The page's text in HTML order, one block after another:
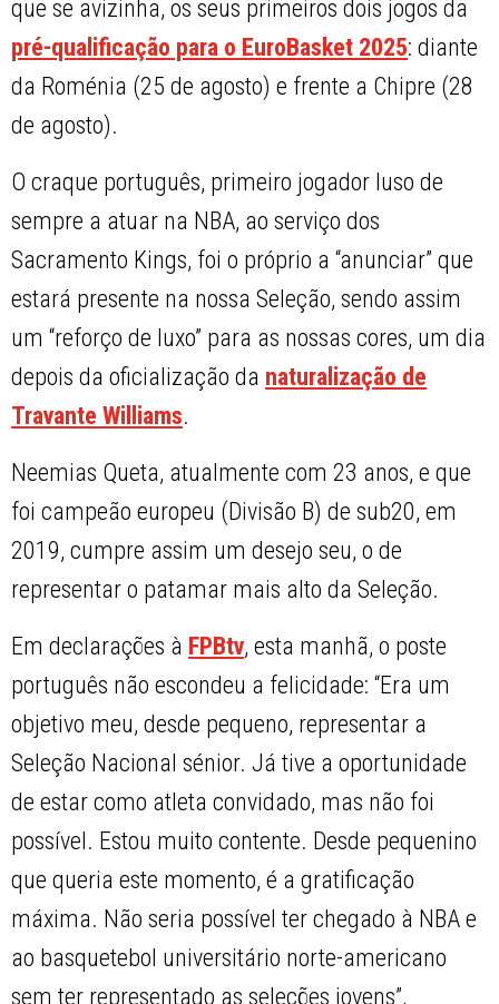
que se avizinha, os seus primeiros dois jogos da
pré-qualificação para o EuroBasket 2025: diante
da Roménia (25 de agosto) e frente a Chipre (28
de agosto).
O craque português, primeiro jogador luso de
sempre a atuar na NBA, ao serviço dos
Sacramento Kings, foi o próprio a “anunciar” que
estará presente na nossa Seleção, sendo assim
um “reforço de luxo” para as nossas cores, um dia
depois da oficialização da naturalização de
Travante Williams.
Neemias Queta, atualmente com 23 anos, e que
foi campeão europeu (Divisão B) de sub20, em
2019, cumpre assim um desejo seu, o de
representar o patamar mais alto da Seleção.
Em declarações à FPBtv, esta manhã, o poste
português não escondeu a felicidade: “Era um
objetivo meu, desde pequeno, representar a
Seleção Nacional sénior. Já tive a oportunidade
de estar como atleta convidado, mas não foi
possível. Estou muito contente. Desde pequenino
que queria este momento, é a gratificação
máxima. Não seria possível ter chegado à NBA e
ao basquetebol universitário norte-americano
sem ter representado as seleções jovens”,